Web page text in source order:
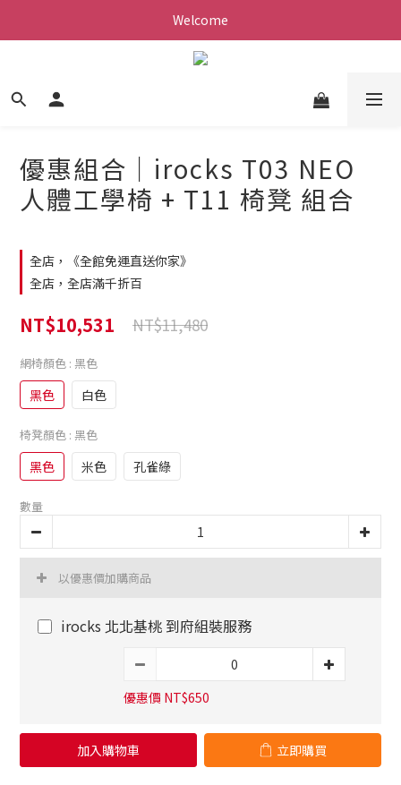
Welcome
優惠組合｜irocks T03 NEO
人體工學椅 + T11 椅凳 組合
全店，《全館免運直送你家》
全店，全店滿千折百
NT$10,531 NT$11,480
網椅顏色 : 黑色
黑色 白色
椅凳顏色 : 黑色
黑色 米色 孔雀綠
數量
以優惠價加購商品
irocks 北北基桃 到府組裝服務
優惠價 NT$650
加入購物車 立即購買